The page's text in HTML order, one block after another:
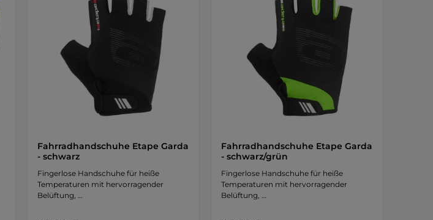
Fahrradhandschuhe Etape Garda
- schwarz
Fingerlose Handschuhe für heiße
Temperaturen mit hervorragender
Belüftung, …
Fahrradhandschuhe Etape Garda
- schwarz/grün
Fingerlose Handschuhe für heiße
Temperaturen mit hervorragender
Belüftung, …